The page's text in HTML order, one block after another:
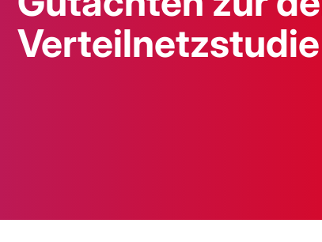
Verteilnetzstudie